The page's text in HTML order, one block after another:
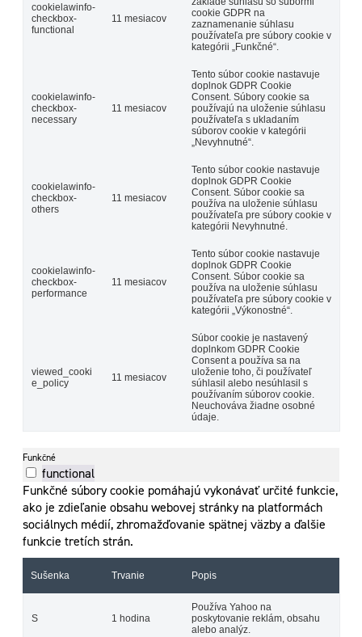
cookielawinfo-
checkbox-
functional
11 mesiacov
cookie GDPR na
zaznamenanie súhlasu
používateľa pre súbory cookie v
kategórii „Funkčné“.
cookielawinfo-
checkbox-
necessary
11 mesiacov
Tento súbor cookie nastavuje
doplnok GDPR Cookie
Consent. Súbory cookie sa
používajú na uloženie súhlasu
používateľa s ukladaním
súborov cookie v kategórii
„Nevyhnutné“.
cookielawinfo-
checkbox-
others
11 mesiacov
Tento súbor cookie nastavuje
doplnok GDPR Cookie
Consent. Súbor cookie sa
používa na uloženie súhlasu
používateľa pre súbory cookie v
kategórii Nevyhnutné.
cookielawinfo-
checkbox-
performance
11 mesiacov
Tento súbor cookie nastavuje
doplnok GDPR Cookie
Consent. Súbor cookie sa
používa na uloženie súhlasu
používateľa pre súbory cookie v
kategórii „Výkonostné“.
viewed_cooki
e_policy
11 mesiacov
Súbor cookie je nastavený
doplnkom GDPR Cookie
Consent a používa sa na
uloženie toho, či používateľ
súhlasil alebo nesúhlasil s
používaním súborov cookie.
Neuchováva žiadne osobné
údaje.
Funkčné
functional
Funkčné súbory cookie pomáhajú vykonávať určité funkcie,
ako je zdieľanie obsahu webovej stránky na platformách
sociálnych médií, zhromažďovanie spätnej väzby a ďalšie
funkcie tretích strán.
Sušenka Trvanie Popis
S 1 hodina
Používa Yahoo na
poskytovanie reklám, obsahu
alebo analýz.